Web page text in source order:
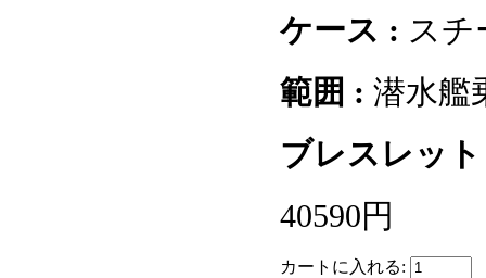
ケース : スチ
範囲 : 潜水艦
ブレスレッ
40590円
カートに入れる: